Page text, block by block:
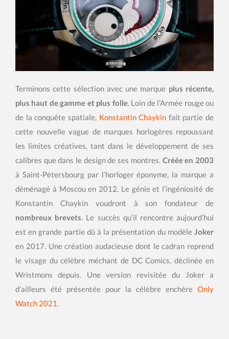
Terminons cette sélection avec une marque plus récente,
plus haut de gamme et plus folle. Loin de l’Armée rouge ou
de la conquête spatiale, Konstantin Chaykin fait partie de
cette nouvelle vague de marques horlogères repoussant
les limites créatives, tant dans le développement de ses
calibres que dans le design de ses montres. Créée en 2003
à Saint-Pétersbourg par l’horloger éponyme, la marque a
déménagé à Moscou en 2012. Le génie et l’ingéniosité de
Konstantin Chaykin voudront à son fondateur de
nombreux brevets. Le succès qu’il rencontre aujourd’hui
est en grande partie dû à la présentation du modèle Joker
en 2017. Une création audacieuse dont le cadran reprend
le visage du célèbre méchant de DC Comics, déclinée en
Wristmons depuis. Une version revisitée du Joker a
d’ailleurs été présentée pour la célèbre enchère Only
Watch 2021 .